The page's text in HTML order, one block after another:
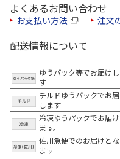
よくあるお問い合わせ
お支払い方法 注文
配送情報について
ゆうパック等でお届け
す
チルドゆうパックでお
します
冷凍ゆうパックでお届
ます。
佐川急便でのお届けとな
ます